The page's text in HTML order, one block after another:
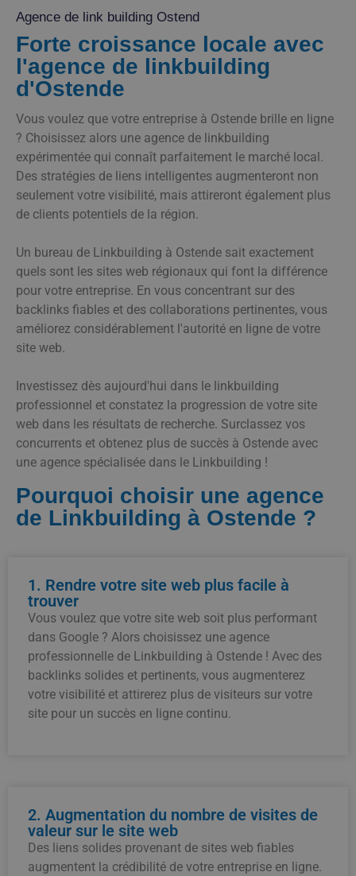
Agence de link building Ostend
Forte croissance locale avec
l'agence de linkbuilding
d'Ostende
Vous voulez que votre entreprise à Ostende brille en ligne
? Choisissez alors une agence de linkbuilding
expérimentée qui connaît parfaitement le marché local.
Des stratégies de liens intelligentes augmenteront non
seulement votre visibilité, mais attireront également plus
de clients potentiels de la région.
Un bureau de Linkbuilding à Ostende sait exactement
quels sont les sites web régionaux qui font la différence
pour votre entreprise. En vous concentrant sur des
backlinks fiables et des collaborations pertinentes, vous
améliorez considérablement l'autorité en ligne de votre
site web.
Investissez dès aujourd'hui dans le linkbuilding
professionnel et constatez la progression de votre site
web dans les résultats de recherche. Surclassez vos
concurrents et obtenez plus de succès à Ostende avec
une agence spécialisée dans le Linkbuilding !
Pourquoi choisir une agence
de Linkbuilding à Ostende ?
1. Rendre votre site web plus facile à
trouver
Vous voulez que votre site web soit plus performant
dans Google ? Alors choisissez une agence
professionnelle de Linkbuilding à Ostende ! Avec des
backlinks solides et pertinents, vous augmenterez
votre visibilité et attirerez plus de visiteurs sur votre
site pour un succès en ligne continu.
2. Augmentation du nombre de visites de
valeur sur le site web
Des liens solides provenant de sites web fiables
augmentent la crédibilité de votre entreprise en ligne.